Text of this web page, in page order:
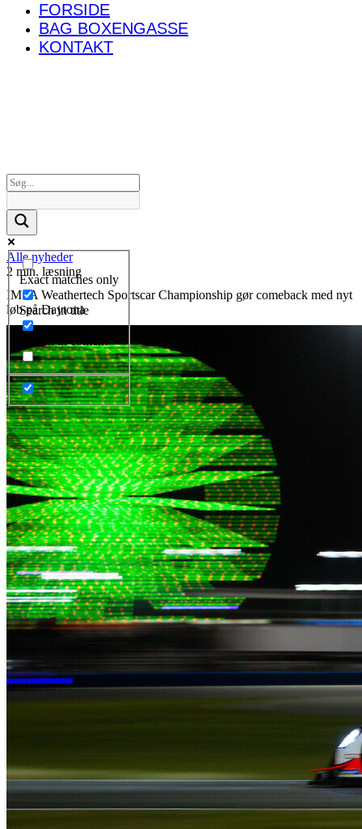
FORSIDE
BAG BOXENGASSE
KONTAKT
Exact matches only
Search in title
Search in content
Alle nyheder
2 min. læsning
IMSA Weathertech Sportscar Championship gør comeback med nyt
løb på Daytona